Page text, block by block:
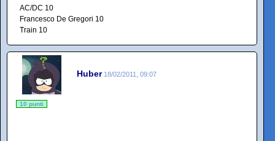
AC/DC 10
Francesco De Gregori 10
Train 10
Huber 18/02/2011, 09:07
10 punti